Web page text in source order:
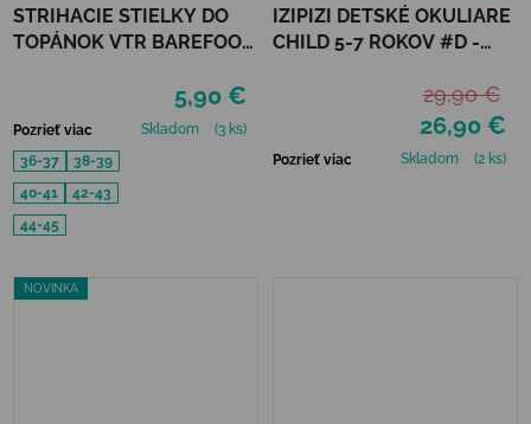
STRIHACIE STIELKY DO
TOPÁNOK VTR BAREFOOT
5,90 €
Pozrieť viac Skladom
(3 ks)
36-37
38-39
40-41
42-43
44-45
IZIPIZI DETSKÉ OKULIARE
CHILD 5-7 ROKOV #D -
26,90 €
29,90 €
Pozrieť viac Skladom (2 ks)
NOVINKA